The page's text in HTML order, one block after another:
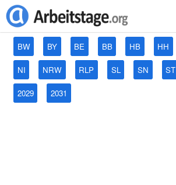
BW BY BE BB HB HH
NI NRW RLP SL SN ST
2029 2031